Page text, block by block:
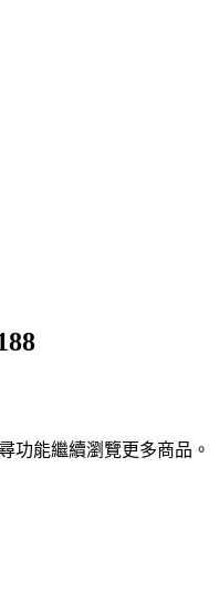
功能繼續瀏覽更多商品。